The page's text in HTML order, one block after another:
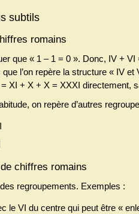
subtils
romains
que « 1 – 1 = 0 ». Donc, IV +
l’on repère la structure « IV
XI + X + X = XXXI directement,
on repère d’autres
chiffres romains
regroupements. Exemples :
le VI du centre qui peut être «